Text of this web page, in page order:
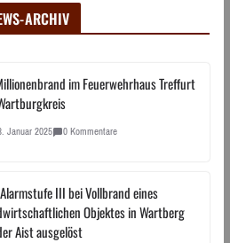
ARCHIV
im Feuerwehrhaus Treffurt
Januar 2025 0 Kommentare
III bei Vollbrand eines
Objektes in Wartberg
Aist ausgelöst